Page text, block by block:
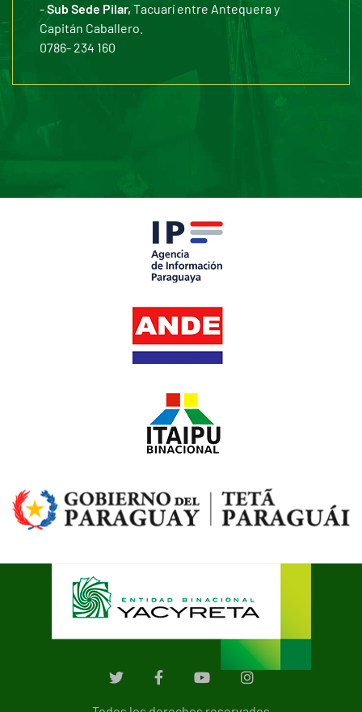
-Sub Sede Pilar, Tacuarí entre Antequera y
Capitán Caballero.
0786- 234 160